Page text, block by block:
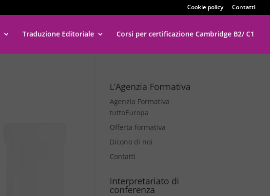
Cookie policy Contatti
Traduzione Editoriale Corsi per certificazione Cambridge B2/ C1
L’Agenzia Formativa
Agenzia Formativa
tuttoEuropa
Offerta formativa
Dicono di noi
Contatti
Interpretariato di
conferenza